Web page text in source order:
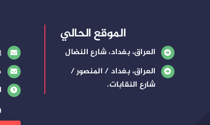
الموقع الحالي
العراق، بغداد، شارع النضال
العراق، بغداد / المنصور /
شارع النقابات.